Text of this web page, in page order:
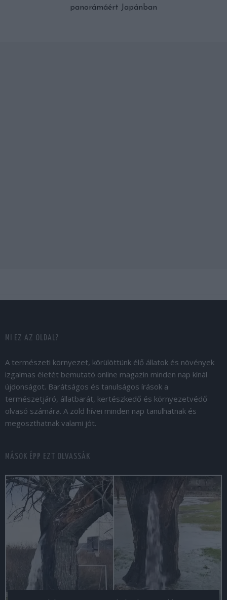
panorámáért Japánban
MI EZ AZ OLDAL?
A természeti környezet, körülöttünk élő állatok és növények
izgalmas életét bemutató online magazin minden nap kínál
újdonságot. Barátságos és tanulságos írások a
természetjáró, állatbarát, kertészkedő és környezetvédő
olvasó számára. A zöld hívei minden nap tanulhatnak és
megoszthatnak valami jót.
MÁSOK ÉPP EZT OLVASSÁK